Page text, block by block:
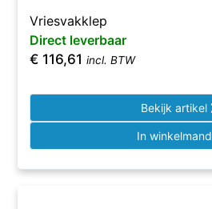
Vriesvakklep
Direct leverbaar
€ 116,61 incl. BTW
Bekijk artikel
In winkelmand